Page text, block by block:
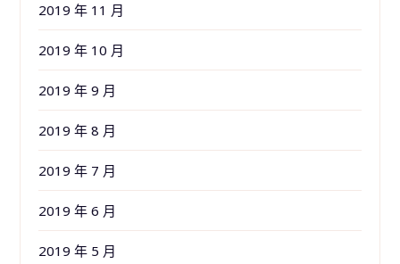
2019 年 11 月
2019 年 10 月
2019 年 9 月
2019 年 8 月
2019 年 7 月
2019 年 6 月
2019 年 5 月